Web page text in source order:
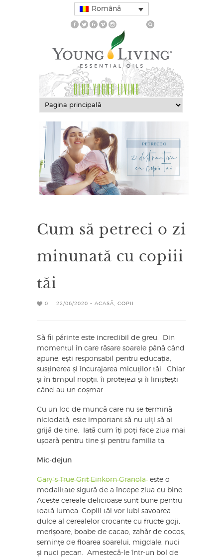
Română
BLOG YOUNG LIVING
Cum să petreci o zi
minunată cu copiii
tăi
0 22/06/2020 - ACASĂ COPII
Să fii părinte este incredibil de greu. Din
momentul în care răsare soarele până când
apune, ești responsabil pentru educația,
susținerea și încurajarea micuților tăi. Chiar
și în timpul nopții, îi protejezi și îi liniștești
când au un coșmar.
Cu un loc de muncă care nu se termină
niciodată, este important să nu uiți să ai
grijă de tine. Iată cum îți poți face ziua mai
ușoară pentru tine și pentru familia ta.
Mic-dejun
Gary`s True Grit Einkorn Granola este o
modalitate sigură de a începe ziua cu bine.
Aceste cereale delicioase sunt bune pentru
toată lumea. Copiii tăi vor iubi savoarea
dulce al cerealelor crocante cu fructe goji,
merișoare, boabe de cacao, zahăr de cocos,
semințe de floarea soarelui, migdale, nuci
și nuci pecan. Amestecă-le într-un bol de